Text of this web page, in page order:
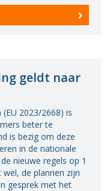
geldt naar
2023/2668) is
beter te
is bezig om deze
in de nationale
nieuwe regels op 1
de plannen zijn
gesprek met het